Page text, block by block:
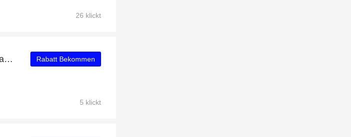
26 klickt
Neueste Angebote: tolle Einsparungen mit 8% Rabatt Rabatt Bekommen
5 klickt